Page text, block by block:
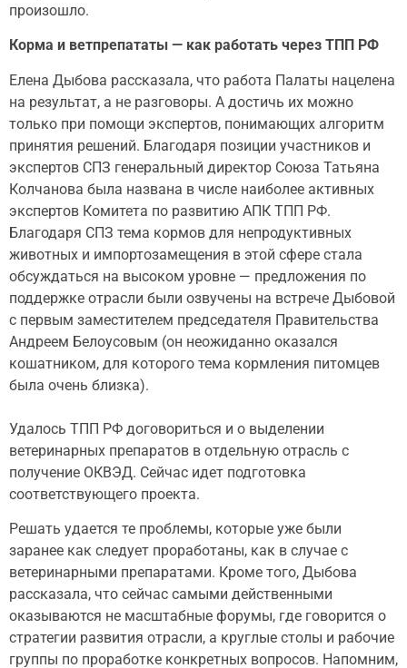
произошло.
Корма и ветпрепататы — как работать через ТПП РФ
Елена Дыбова рассказала, что работа Палаты нацелена
на результат, а не разговоры. А достичь их можно
только при помощи экспертов, понимающих алгоритм
принятия решений. Благодаря позиции участников и
экспертов СПЗ генеральный директор Союза Татьяна
Колчанова была названа в числе наиболее активных
экспертов Комитета по развитию АПК ТПП РФ.
Благодаря СПЗ тема кормов для непродуктивных
животных и импортозамещения в этой сфере стала
обсуждаться на высоком уровне — предложения по
поддержке отрасли были озвучены на встрече Дыбовой
с первым заместителем председателя Правительства
Андреем Белоусовым (он неожиданно оказался
кошатником, для которого тема кормления питомцев
была очень близка).
Удалось ТПП РФ договориться и о выделении
ветеринарных препаратов в отдельную отрасль с
получение ОКВЭД. Сейчас идет подготовка
соответствующего проекта.
Решать удается те проблемы, которые уже были
заранее как следует проработаны, как в случае с
ветеринарными препаратами. Кроме того, Дыбова
рассказала, что сейчас самыми действенными
оказываются не масштабные форумы, где говорится о
стратегии развития отрасли, а круглые столы и рабочие
группы по проработке конкретных вопросов. Напомним,